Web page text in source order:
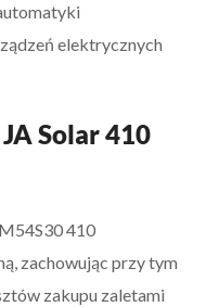
elektrycznych
Solar 410
410
zachowując przy tym
zakupu zaletami